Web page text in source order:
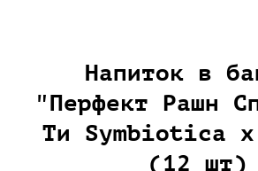
Напиток в
"Перфект Рашн
Ти Symbiotica x
(12 шт)